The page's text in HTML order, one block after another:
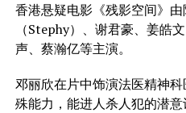
香港悬疑电影《残影空间》
（Stephy）、谢君豪、姜皓
声、蔡瀚亿等主演。
邓丽欣在片中饰演法医精神
殊能力，能进人杀人犯的潜